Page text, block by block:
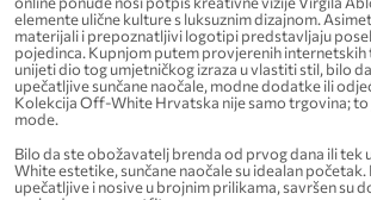
elemente ulične kulture s luksuznim dizajnom.
materijali i prepoznatljivi logotipi predstavljaju
pojedinca. Kupnjom putem provjerenih
unijeti dio tog umjetničkog izraza u vlastiti stil, bilo
upečatljive sunčane naočale, modne dodatke ili
Kolekcija Off-White Hrvatska nije samo trgovina; to
mode.
Bilo da ste obožavatelj brenda od prvog dana ili tek
White estetike, sunčane naočale su idealan početak.
upečatljive i nosive u brojnim prilikama, savršen su